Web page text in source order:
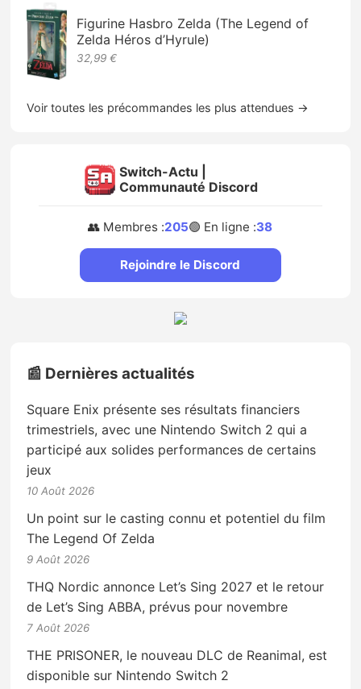
Figurine Hasbro Zelda (The Legend of
Zelda Héros d’Hyrule)
32,99 €
Voir toutes les précommandes les plus attendues →
Switch-Actu |
Communauté Discord
👥 Membres :205🟢 En ligne :38
Rejoindre le Discord
📰 Dernières actualités
Square Enix présente ses résultats financiers
trimestriels, avec une Nintendo Switch 2 qui a
participé aux solides performances de certains
jeux
10 Août 2026
Un point sur le casting connu et potentiel du film
The Legend Of Zelda
9 Août 2026
THQ Nordic annonce Let’s Sing 2027 et le retour
de Let’s Sing ABBA, prévus pour novembre
7 Août 2026
THE PRISONER, le nouveau DLC de Reanimal, est
disponible sur Nintendo Switch 2